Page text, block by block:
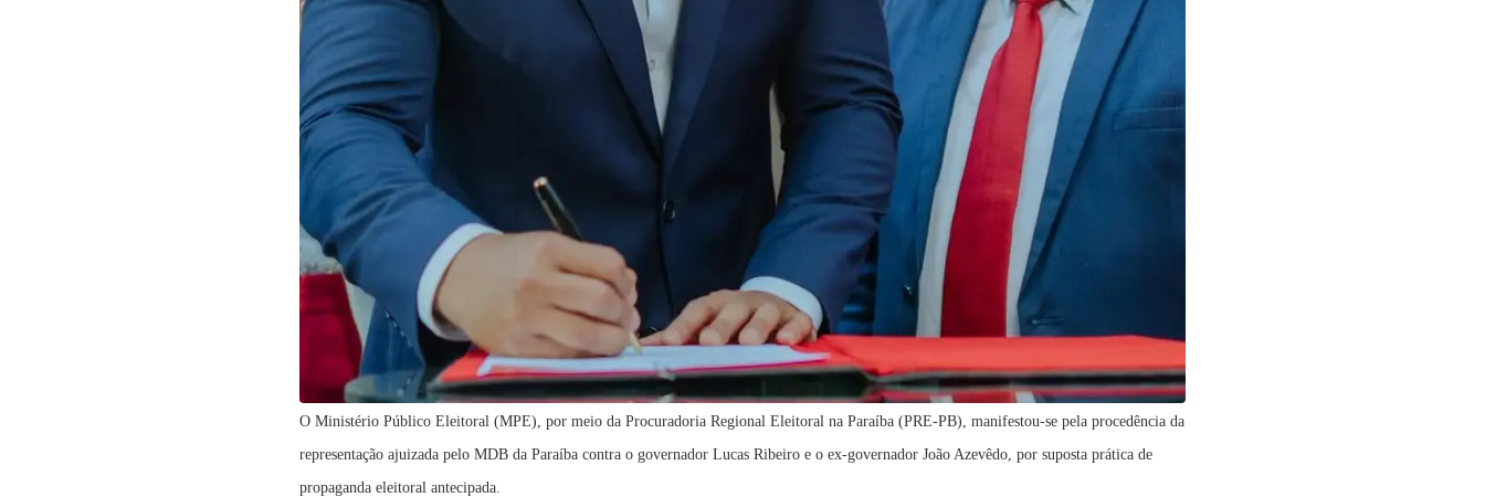
O Ministério Público Eleitoral (MPE), por meio da Procuradoria Regional Eleitoral na Paraíba (PRE-PB), manifestou-se pela procedência da
representação ajuizada pelo MDB da Paraíba contra o governador Lucas Ribeiro e o ex-governador João Azevêdo, por suposta prática de
propaganda eleitoral antecipada.